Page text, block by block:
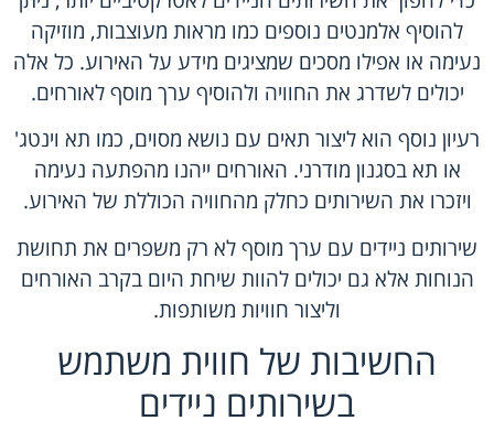
להוסיף אלמנטים נוספים כמו מראות מעוצבות, מוזיקה
נעימה או אפילו מסכים שמציגים מידע על האירוע. כל אלה
יכולים לשדרג את החוויה ולהוסיף ערך מוסף לאורחים.
רעיון נוסף הוא ליצור תאים עם נושא מסוים, כמו תא וינטג'
או תא בסגנון מודרני. האורחים ייהנו מהפתעה נעימה
ויזכרו את השירותים כחלק מהחוויה הכוללת של האירוע.
שירותים ניידים עם ערך מוסף לא רק משפרים את תחושת
הנוחות אלא גם יכולים להוות שיחת היום בקרב האורחים
וליצור חוויות משותפות.
החשיבות של חווית משתמש
בשירותים ניידים